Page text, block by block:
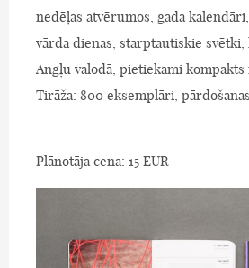
nedēļas atvērumos, gada
vārda dienas, starptautiskie svētki,
Angļu valodā, pietiekami kompakts
Tirāža: 800 eksemplāri,
Plānotāja cena: 15 EUR